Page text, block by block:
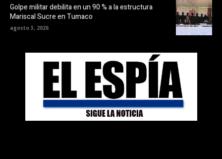
Golpe militar debilita en un 90 % a la estructura
Mariscal Sucre en Tumaco
agosto 3, 2026